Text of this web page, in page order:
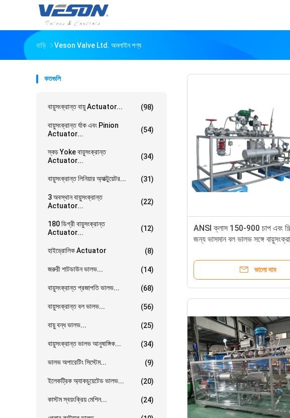
বাড়ি Veson Valve Ltd. অনলাইন পণ্য
কতগুলি
বায়ুসংক্রান্ত বায়ু Actuator... (98)
বায়ুসংক্রান্ত র্যাক এবং Pinion
Actuator...
(54)
স্কচ Yoke বায়ুসংক্রান্ত
Actuator...
(34)
বায়ুসংক্রান্ত লিনিয়ার অ্যাক্টুয়েটর... (31)
3 অবস্থান বায়ুসংক্রান্ত
Actuator...
(22)
180 ডিগ্রী বায়ুসংক্রান্ত
Actuator...
(12)
হাইড্রোলিক Actuator (8)
জরুরী শাটডাউন ভালভ... (14)
বায়ুসংক্রান্ত প্রজাপতি ভালভ... (68)
বায়ুসংক্রান্ত বল ভালভ... (56)
বায়ু বন্ধ ভালভ... (25)
বায়ুসংক্রান্ত ভালভ আনুষাঙ্গিক... (34)
ভালভ অপারেটিং সিস্টেম... (9)
ইলেকট্রিক অ্যাকচুয়েটেড ভালভ... (20)
কাস্টম স্বয়ংক্রিয় মেশিন... (24)
ANSI ক্লাস 150-900 চাপ এবং
জন্য ভাসমান বল ভালভ সঙ্গে
ভালো দাম